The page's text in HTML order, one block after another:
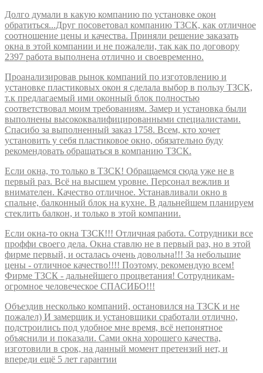
Долго думали в какую компанию по установке окон
обратиться...Друг посоветовал компанию ТЗСК, как отличное
соотношение цены и качества. Приняли решение заказать
окна в этой компании и не пожалели, так как по договору
2397 работа выполнена отлично и своевременно.
Проанализировав рынок компаний по изготовлению и
установке пластиковых окон я сделала выбор в пользу ТЗСК,
т.к предлагаемый ими оконный блок полностью
соответствовал моим требованиям. Замер и установка были
выполнены высококвалифицированными специалистами.
Спасибо за выполненный заказ 1758. Всем, кто хочет
установить у себя пластиковое окно, обязательно буду
рекомендовать обращаться в компанию ТЗСК.
Если окна, то только в ТЗСК! Обращаемся сюда уже не в
первый раз. Всё на высшем уровне. Персонал вежлив и
внимателен. Качество отличное. Устанавливали окно в
спальне, балконный блок на кухне. В дальнейшем планируем
стеклить балкон, и только в этой компании.
Если окна-то окна ТЗСК!!! Отличная работа. Сотрудники все
проффи своего дела. Окна ставлю не в первый раз, но в этой
фирме первый, и осталась очень довольна!!! За небольшие
цены - отличное качество!!!! Поэтому, рекомендую всем!
Фирме ТЗСК - дальнейшего процветания! Сотрудникам-
огромное человеческое СПАСИБО!!!
Объездив несколько компаний, остановился на ТЗСК и не
пожалел) И замерщик и установщики сработали отлично,
подстроились под удобное мне время, всё непонятное
объяснили и показали. Сами окна хорошего качества,
изготовили в срок, на данный момент претензий нет, и
впереди ещё 5 лет гарантии